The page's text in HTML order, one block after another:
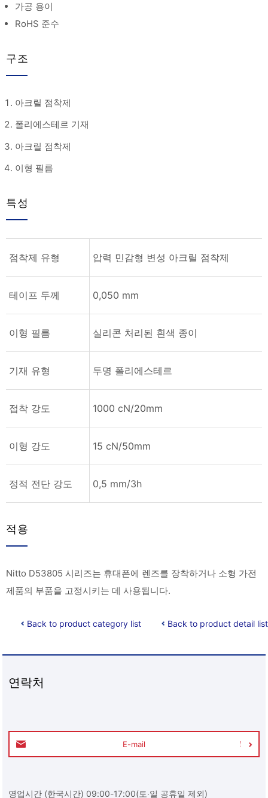
가공 용이
RoHS 준수
구조
아크릴 점착제
폴리에스테르 기재
아크릴 점착제
이형 필름
특성
점착제 유형 압력 민감형 변성 아크릴 점착제
테이프 두께 0,050 mm
이형 필름 실리콘 처리된 흰색 종이
기재 유형 투명 폴리에스테르
접착 강도 1000 cN/20mm
이형 강도 15 cN/50mm
정적 전단 강도 0,5 mm/3h
적용
Nitto D53805 시리즈는 휴대폰에 렌즈를 장착하거나 소형 가전
제품의 부품을 고정시키는 데 사용됩니다.
Back to product category list Back to product detail list
연락처
E-mail
영업시간 (한국시간) 09:00-17:00(토∙일 공휴일 제외)